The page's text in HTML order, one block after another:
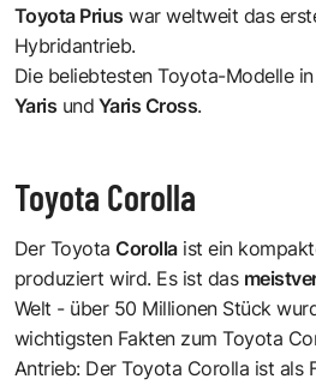
Toyota Prius war weltweit das
Hybridantrieb.
Die beliebtesten Toyota-Modelle
Yaris und Yaris Cross.
Toyota Corolla
Der ToyotaCorolla ist ein
produziert wird. Es ist das
Welt - über 50 Millionen Stück
wichtigsten Fakten zum Toyota
Antrieb: Der Toyota Corolla ist als